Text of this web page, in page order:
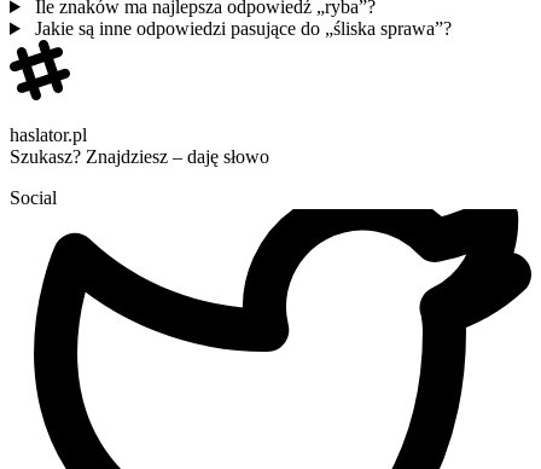
Ile znaków ma najlepsza odpowiedź „ryba”?
Jakie są inne odpowiedzi pasujące do „śliska sprawa”?
haslator.pl
Szukasz? Znajdziesz – daję słowo
Social